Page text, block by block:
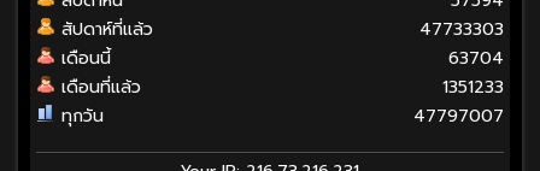
สัปดาห์ที่แล้ว
เดือนนี้
เดือนที่แล้ว
ทุกวัน
47733303
63704
1351233
47797007